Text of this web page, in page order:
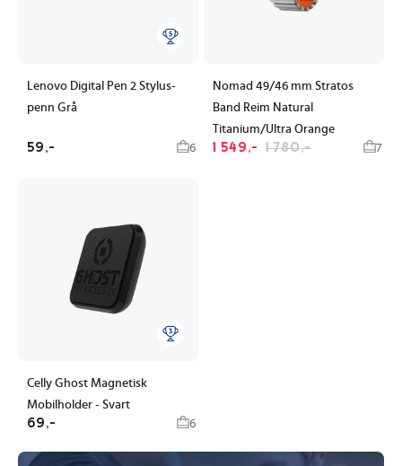
Lenovo Digital Pen 2 Stylus-
penn Grå
59,- 6
Nomad 49/46 mm Stratos
Band Reim Natural
Titanium/Ultra Orange
1 549,- 1 780,- 7
Celly Ghost Magnetisk
Mobilholder - Svart
69,- 6